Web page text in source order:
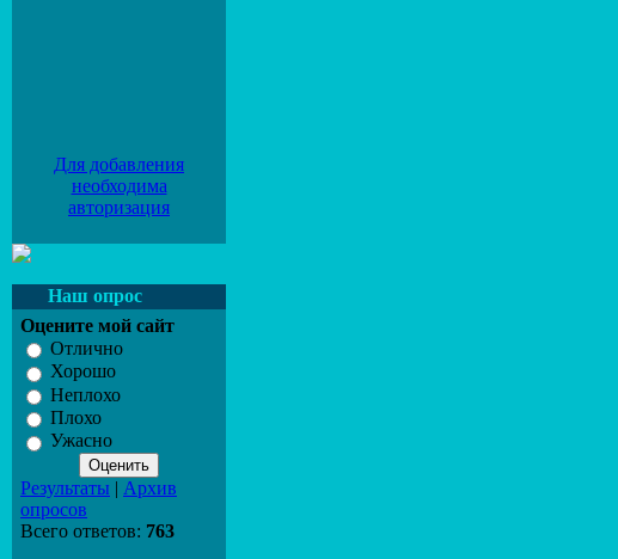
Для добавления
необходима
авторизация
Наш опрос
Оцените мой сайт
Отлично
Хорошо
Неплохо
Плохо
Ужасно
Результаты | Архив
опросов
Всего ответов: 763